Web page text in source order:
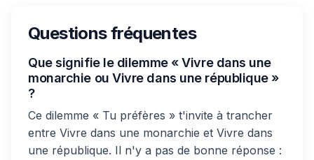
Questions fréquentes
Que signifie le dilemme « Vivre dans une
monarchie ou Vivre dans une république »
?
Ce dilemme « Tu préfères » t'invite à trancher
entre Vivre dans une monarchie et Vivre dans
une république. Il n'y a pas de bonne réponse :